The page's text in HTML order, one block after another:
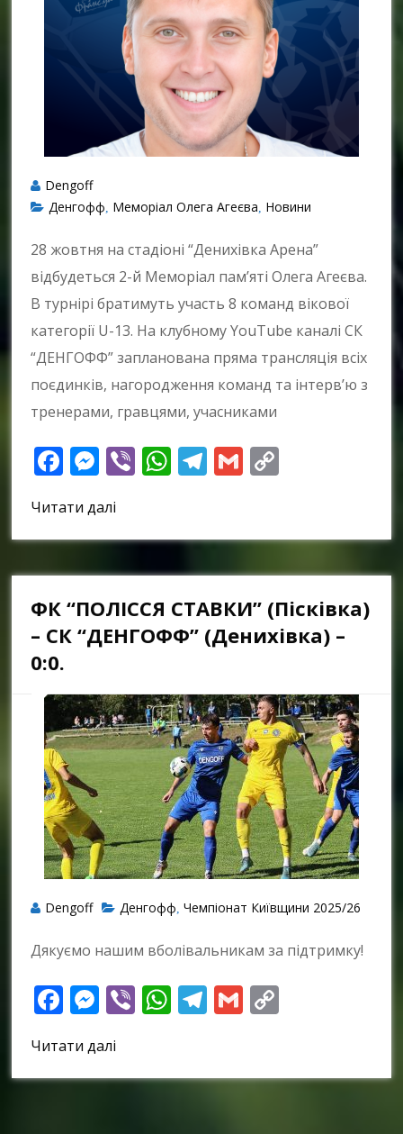
Dengoff
Денгофф Меморіал Олега Агеєва Новини
28 жовтня на стадіоні “Денихівка Арена”
відбудеться 2-й Меморіал пам’яті Олега Агеєва.
В турнірі братимуть участь 8 команд вікової
категорії U-13. На клубному YouTube каналі СК
“ДЕНГОФФ” запланована пряма трансляція всіх
поєдинків, нагородження команд та інтерв’ю з
тренерами, гравцями, учасниками
Facebook
Messenger
ViberWhatsApp
Telegram
Gmail
Читати далі
ФК “ПОЛІССЯ СТАВКИ” (Пісківка)
– СК “ДЕНГОФФ” (Денихівка) –
0:0.
Dengoff Денгофф ,Чемпіонат Київщини 2025/26
Дякуємо нашим вболівальникам за підтримку!
Facebook
Messenger
ViberWhatsApp
Telegram
Gmail
Читати далі